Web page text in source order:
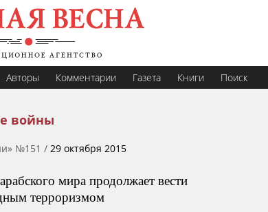
Авторы Комментарии Газета Книги Поиск
войны
№151 / 29 октября 2015
мира продолжает вести
терроризмом